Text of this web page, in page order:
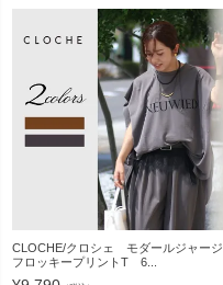
CLOCHE/クロシェ モダールジャージ
フロッキープリントT 6...